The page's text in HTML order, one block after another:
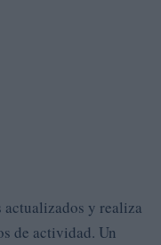
y realiza
de actividad. Un